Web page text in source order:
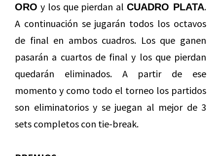
ORO y los que pierdan alCUADRO PLATA.
A continuación se jugarán todos los octavos
de final en ambos cuadros. Los que ganen
pasarán a cuartos de final y los que pierdan
quedarán eliminados. A partir de ese
momento y como todo el torneo los partidos
son eliminatorios y se juegan al mejor de 3
sets completos con tie-break.